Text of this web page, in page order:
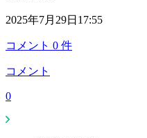
2025年7月29日17:55
コメント 0 件
コメント
0